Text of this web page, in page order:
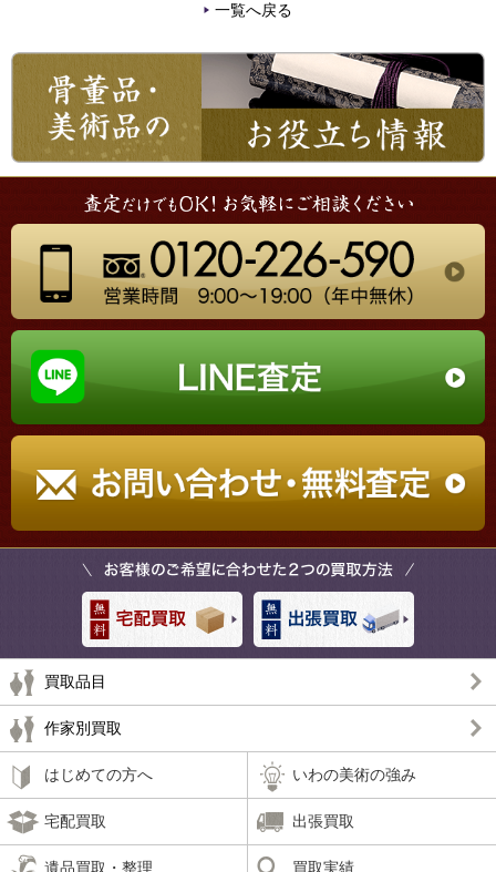
一覧へ戻る
買取品目
作家別買取
はじめての方へ いわの美術の強み
宅配買取 出張買取
遺品買取・整理 買取実績